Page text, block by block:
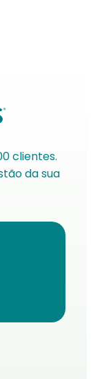
clientes.
da sua